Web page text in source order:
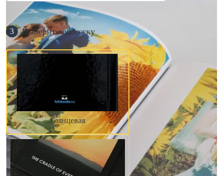
3 Выберите обложку
Глянцевая